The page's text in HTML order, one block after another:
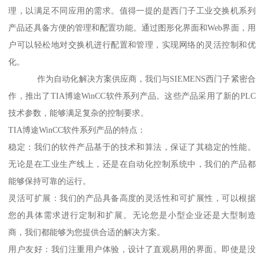
理，以满足不同应用的需求。值得一提的是西门子工业交换机系列
产品还具备方便的管理和配置功能。通过图形化界面和Web界面，用
户可以轻松地对交换机进行配置和管理，实现网络的灵活控制和优
化。
作为自动化解决方案供应商，我们与SIEMENS西门子紧密合
作，推出了TIA博途WinCC软件系列产品。这些产品采用了新的PLC
技术参数，能够满足复杂的控制要求。
TIA博途WinCC软件系列产品的特点：
稳定：我们的软件产品基于的技术和算法，保证了其稳定的性能。
无论是在工业生产线上，还是在自动化控制系统中，我们的产品都
能够保持可靠的运行。
灵活可扩展：我们的产品具备高度的灵活性和可扩展性，可以根据
您的具体需求进行定制和扩展。无论您是小型企业还是大型制造
商，我们都能够为您提供合适的解决方案。
用户友好：我们注重用户体验，设计了直观易用的界面。即使是没